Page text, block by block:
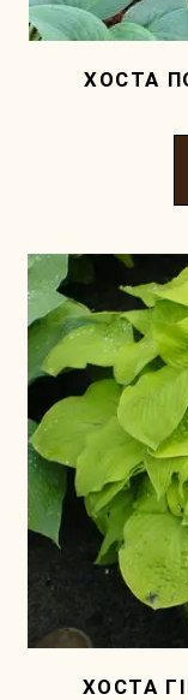
ХОСТА
ХОСТА